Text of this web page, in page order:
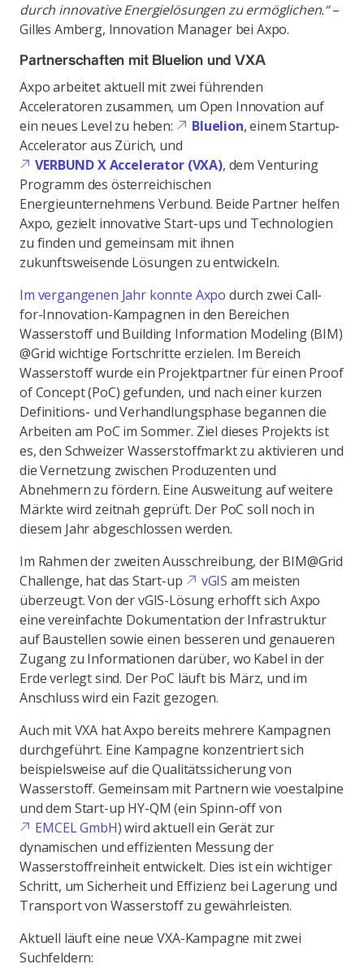
durch innovative Energielösungen zu ermöglichen.“–
Gilles Amberg, Innovation Manager bei Axpo.
Partnerschaften mit Bluelion und VXA
Axpo arbeitet aktuell mit zwei führenden
Acceleratoren zusammen, um Open Innovation auf
ein neues Level zu heben:
Bluelion, einem Startup-
Accelerator aus Zürich, und
VERBUND X Accelerator (VXA), dem Venturing
Programm des österreichischen
Energieunternehmens Verbund. Beide Partner helfen
Axpo, gezielt innovative Start-ups und Technologien
zu finden und gemeinsam mit ihnen
zukunftsweisende Lösungen zu entwickeln.
Im vergangenen Jahr konnte Axpo durch zwei Call-
for-Innovation-Kampagnen in den Bereichen
Wasserstoff und Building Information Modeling (BIM)
@Grid wichtige Fortschritte erzielen. Im Bereich
Wasserstoff wurde ein Projektpartner für einen Proof
of Concept (PoC) gefunden, und nach einer kurzen
Definitions- und Verhandlungsphase begannen die
Arbeiten am PoC im Sommer. Ziel dieses Projekts ist
es, den Schweizer Wasserstoffmarkt zu aktivieren und
die Vernetzung zwischen Produzenten und
Abnehmern zu fördern. Eine Ausweitung auf weitere
Märkte wird zeitnah geprüft. Der PoC soll noch in
diesem Jahr abgeschlossen werden.
Im Rahmen der zweiten Ausschreibung, der BIM@Grid
Challenge, hat das Start-up
vGIS am meisten
überzeugt. Von der vGIS-Lösung erhofft sich Axpo
eine vereinfachte Dokumentation der Infrastruktur
auf Baustellen sowie einen besseren und genaueren
Zugang zu Informationen darüber, wo Kabel in der
Erde verlegt sind. Der PoC läuft bis März, und im
Anschluss wird ein Fazit gezogen.
Auch mit VXA hat Axpo bereits mehrere Kampagnen
durchgeführt. Eine Kampagne konzentriert sich
beispielsweise auf die Qualitätssicherung von
Wasserstoff. Gemeinsam mit Partnern wie voestalpine
und dem Start-up HY-QM (ein Spinn-off von
EMCEL GmbH) wird aktuell ein Gerät zur
dynamischen und effizienten Messung der
Wasserstoffreinheit entwickelt. Dies ist ein wichtiger
Schritt, um Sicherheit und Effizienz bei Lagerung und
Transport von Wasserstoff zu gewährleisten.
Aktuell läuft eine neue VXA-Kampagne mit zwei
Suchfeldern: